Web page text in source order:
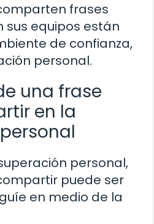
frases
sus equipos están
de confianza,
personal.
una frase
en la
personal,
puede ser
en medio de la